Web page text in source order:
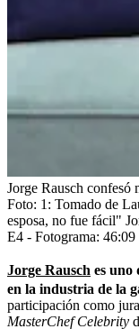
Jorge Rausch confesó
Foto: 1: Tomado de
esposa, no fue fácil"
E4 - Fotograma: 46:09
Jorge Rausch es uno
en la industria de la
participación como
MasterChef Celebrity